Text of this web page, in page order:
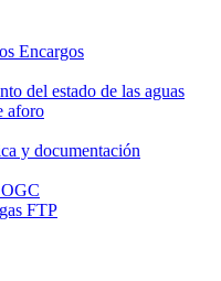
Encargos
del estado de las aguas
aforo
y documentación
FTP